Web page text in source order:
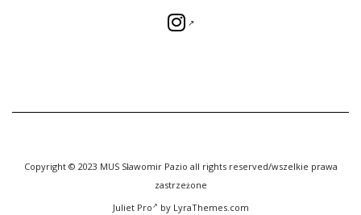
Copyright © 2023 MUS Sławomir Pazio all rights reserved/wszelkie prawa
zastrzeżone
Juliet Pro
by LyraThemes.com